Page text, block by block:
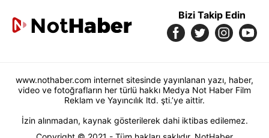
Bizi Takip Edin
www.nothaber.com internet sitesinde yayınlanan yazı, haber,
video ve fotoğrafların her türlü hakkı Medya Not Haber Film
Reklam ve Yayıncılık ltd. şti.’ye aittir.
İzin alınmadan, kaynak gösterilerek dahi iktibas edilemez.